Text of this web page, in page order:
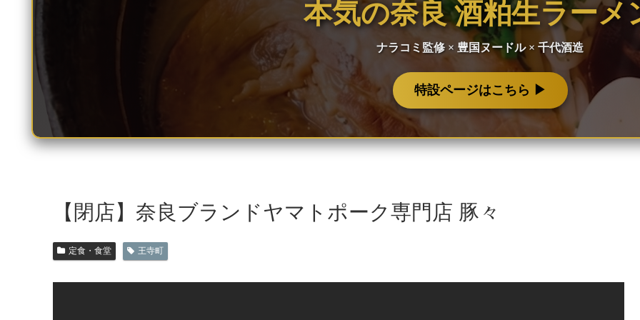
本気の奈良 酒粕生ラーメ
ナラコミ監修 × 豊国ヌードル × 千代酒造
特設ページはこちら ▶︎
【閉店】奈良ブランドヤマトポーク専門店 豚々
定食・食堂 王寺町